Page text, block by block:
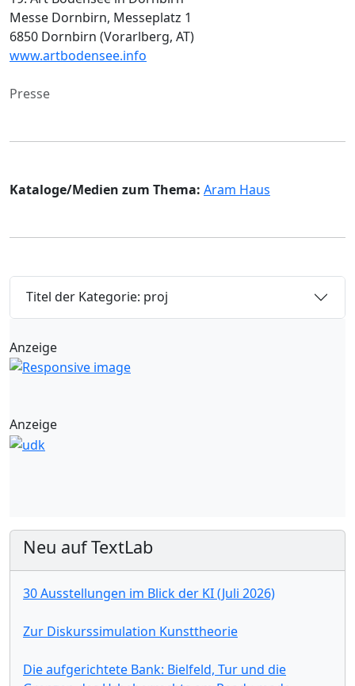
Messe Dornbirn, Messeplatz 1
6850 Dornbirn (Vorarlberg, AT)
www.artbodensee.info
Presse
Kataloge/Medien zum Thema: Aram Haus
Titel der Kategorie: proj
Anzeige
Anzeige
Neu auf TextLab
30 Ausstellungen im Blick der KI (Juli 2026)
Zur Diskurssimulation Kunsttheorie
Die aufgerichtete Bank: Bielfeld, Tur und die